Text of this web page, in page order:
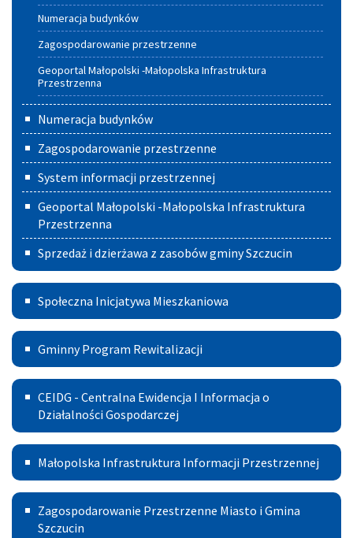
Gminie
Szczucin
Numeracja budynków
Zagospodarowanie przestrzenne
Geoportal Małopolski -Małopolska Infrastruktura
Przestrzenna
Numeracja budynków
Zagospodarowanie przestrzenne
System informacji przestrzennej
Geoportal Małopolski -Małopolska Infrastruktura
Przestrzenna
Sprzedaż i dzierżawa z zasobów gminy Szczucin
Społeczna
Inicjatywa
Mieszkaniowa
Społeczna Inicjatywa Mieszkaniowa
Gminny
Program
Rewitalizacji
Gminny Program Rewitalizacji
Centralna
Ewidencja
I
Informacja
o
Działalności
CEIDG - Centralna Ewidencja I Informacja o
Działalności Gospodarczej
Małopolska
Infrastruktura
Informacji
Przestrzennej
Małopolska Infrastruktura Informacji Przestrzennej
Zagospodarowanie
Przestrzenne
Zagospodarowanie Przestrzenne Miasto i Gmina
Szczucin